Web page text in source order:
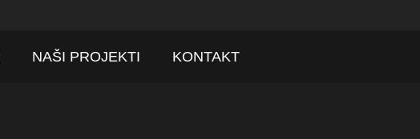
NAŠI PROJEKTI KONTAKT